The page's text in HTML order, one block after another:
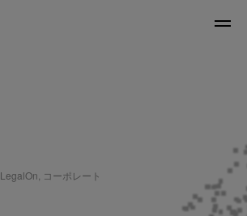
LegalOn コーポレート